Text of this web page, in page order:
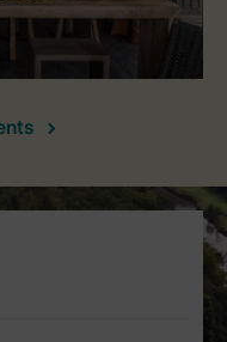
Rating from our guests